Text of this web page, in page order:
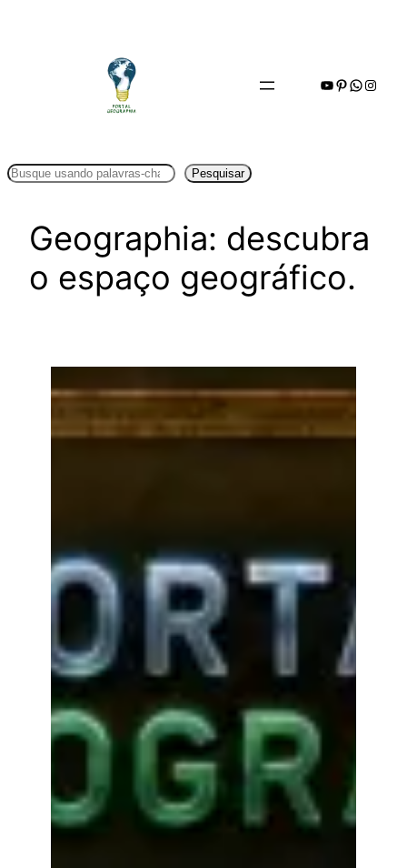
Youtube
Pinterest
Pesquisar Pesquisar
Geographia: descubra
o espaço geográfico.